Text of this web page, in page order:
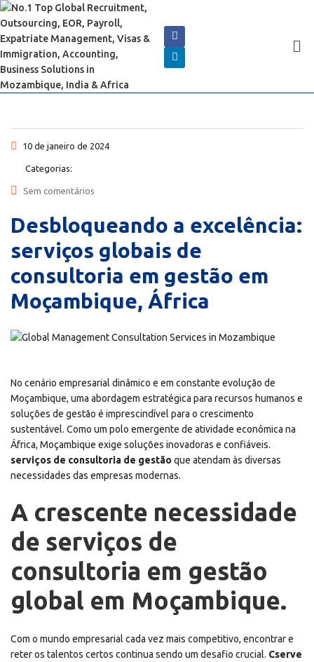
10 de janeiro de 2024
Categorias:
Sem comentários
Desbloqueando a excelência:
serviços globais de
consultoria em gestão em
Moçambique, África
No cenário empresarial dinâmico e em constante evolução de
Moçambique, uma abordagem estratégica para recursos humanos e
soluções de gestão é imprescindível para o crescimento
sustentável. Como um polo emergente de atividade econômica na
África, Moçambique exige soluções inovadoras e confiáveis.
serviços de consultoria de gestão que atendam às diversas
necessidades das empresas modernas.
A crescente necessidade
de serviços de
consultoria em gestão
global em Moçambique.
Com o mundo empresarial cada vez mais competitivo, encontrar e
reter os talentos certos continua sendo um desafio crucial. Cserve